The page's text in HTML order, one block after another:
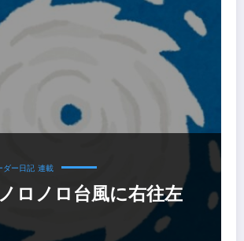
ダー日記 連載
ロノロ台風に右往左